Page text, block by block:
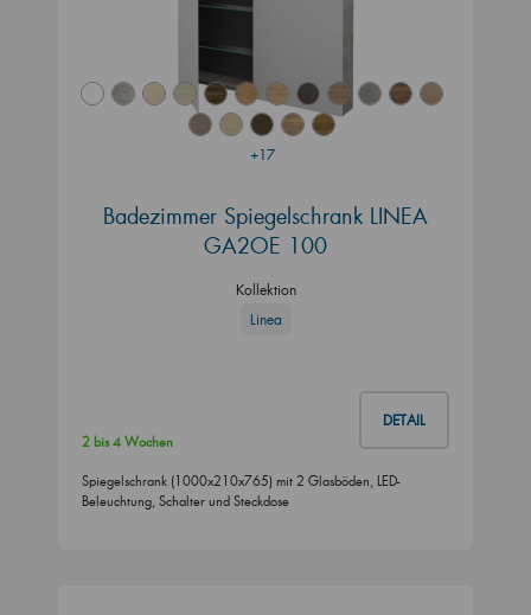
+17
Badezimmer Spiegelschrank LINEA
GA2OE 100
Kollektion
Linea
DETAIL
2 bis 4 Wochen
Spiegelschrank (1000x210x765) mit 2 Glasböden, LED-
Beleuchtung, Schalter und Steckdose